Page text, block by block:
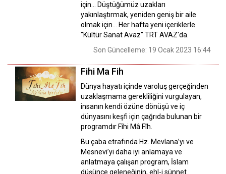
için… Düştüğümüz uzakları
yakınlaştırmak, yeniden geniş bir aile
olmak için... Her hafta yeni içeriklerle
"Kültür Sanat Avaz" TRT AVAZ'da.
Son Güncelleme: 19 Ocak 2023 16:44
Fihi Ma Fih
Dünya hayatı içinde varoluş gerçeğinden
uzaklaşmama gerekliliğini vurgulayan,
insanın kendi özüne dönüşü ve iç
dünyasını keşfi için çağrıda bulunan bir
programdır Fîhi Mâ Fîh.
Bu çaba etrafında Hz. Mevlana’yı ve
Mesnevi’yi daha iyi anlamaya ve
anlatmaya çalışan program, İslam
düşünce geleneğinin, ehl-i sünnet